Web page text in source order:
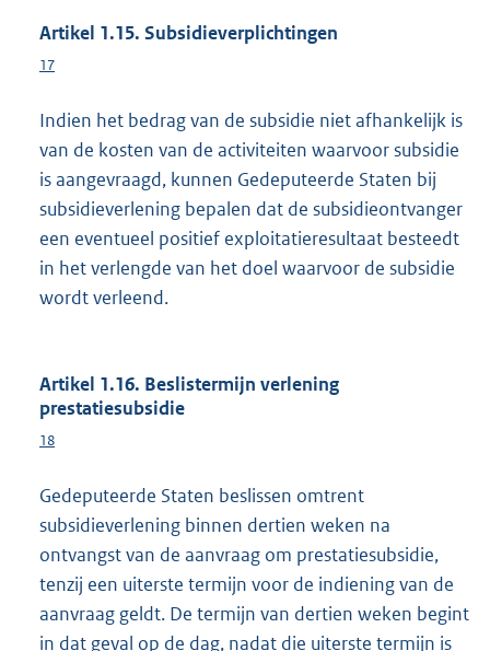
Artikel 1.15. Subsidieverplichtingen
17
Indien het bedrag van de subsidie niet afhankelijk is
van de kosten van de activiteiten waarvoor subsidie
is aangevraagd, kunnen Gedeputeerde Staten bij
subsidieverlening bepalen dat de subsidieontvanger
een eventueel positief exploitatieresultaat besteedt
in het verlengde van het doel waarvoor de subsidie
wordt verleend.
Artikel 1.16. Beslistermijn verlening
prestatiesubsidie
18
Gedeputeerde Staten beslissen omtrent
subsidieverlening binnen dertien weken na
ontvangst van de aanvraag om prestatiesubsidie,
tenzij een uiterste termijn voor de indiening van de
aanvraag geldt. De termijn van dertien weken begint
in dat geval op de dag, nadat die uiterste termijn is